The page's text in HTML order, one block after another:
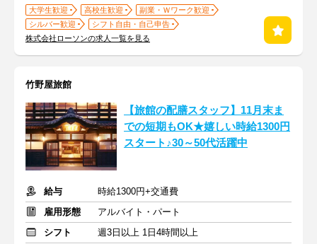
大学生歓迎 高校生歓迎
副業・Ｗワーク歓迎
シルバー歓迎
シフト自由・自己申告
株式会社ローソンの求人一覧を見る
竹野屋旅館
【旅館の配膳スタッフ】11月末ま
での短期もOK★嬉しい時給1300円
スタート♪30～50代活躍中
給与
時給1300円+交通費
雇用形態
アルバイト・パート
シフト
週3日以上 1日4時間以上